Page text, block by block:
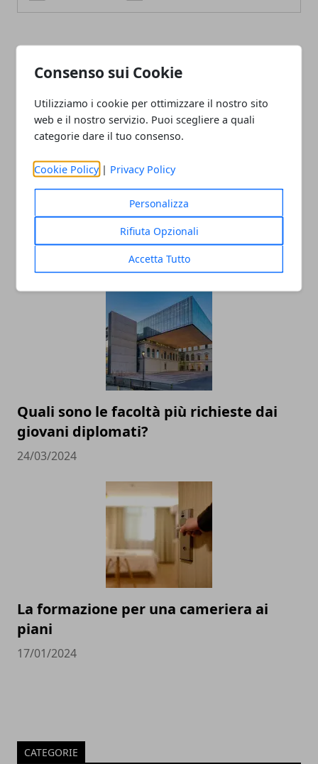
Consenso sui Cookie
Utilizziamo i cookie per ottimizzare il nostro sito
web e il nostro servizio. Puoi scegliere a quali
categorie dare il tuo consenso.
Cookie Policy | Privacy Policy
Personalizza
Rifiuta Opzionali
Accetta Tutto
Social Media e Istruzione: Un Binomio
Complicato ma Ricco di Potenziale
Quali sono le facoltà più richieste dai
giovani diplomati?
24/03/2024
La formazione per una cameriera ai
piani
17/01/2024
CATEGORIE